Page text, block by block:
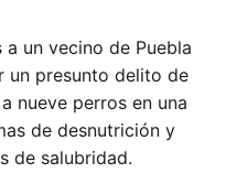
un vecino de Puebla
un presunto delito de
nueve perros en una
de desnutrición y
de salubridad.